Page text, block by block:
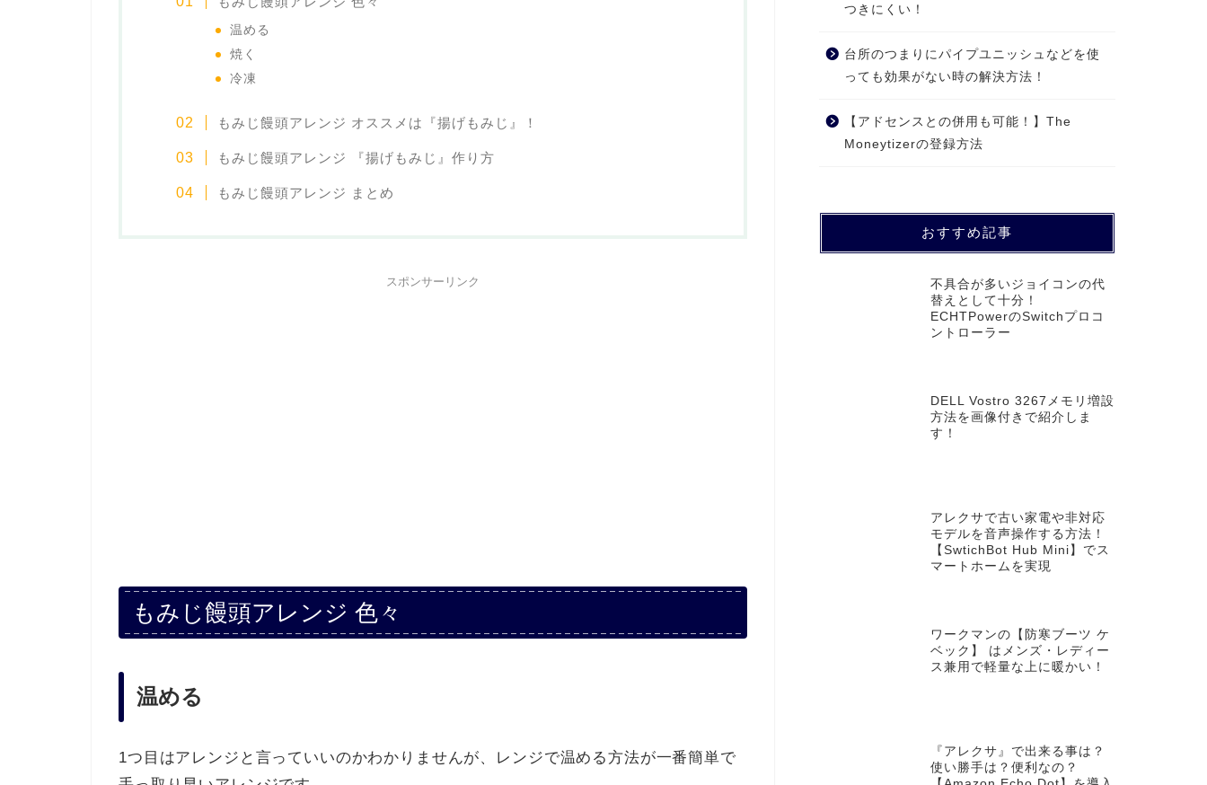
温める
焼く
冷凍
もみじ饅頭アレンジ オススメは『揚げもみじ』！
もみじ饅頭アレンジ 『揚げもみじ』作り方
もみじ饅頭アレンジ まとめ
スポンサーリンク
もみじ饅頭アレンジ 色々
温める
1つ目はアレンジと言っていいのかわかりませんが、レンジで温める方法が一番簡単で
つきにくい！
台所のつまりにパイプユニッシュなどを使
っても効果がない時の解決方法！
【アドセンスとの併用も可能！】The
Moneytizerの登録方法
おすすめ記事
不具合が多いジョイコンの代
替えとして十分！
ECHTPowerのSwitchプロコ
ントローラー
DELL Vostro 3267メモリ増設
方法を画像付きで紹介しま
す！
アレクサで古い家電や非対応
モデルを音声操作する方法！
【SwtichBot Hub Mini】でス
マートホームを実現
ワークマンの【防寒ブーツ ケ
ベック】 はメンズ・レディー
ス兼用で軽量な上に暖かい！
『アレクサ』で出来る事は？
使い勝手は？便利なの？